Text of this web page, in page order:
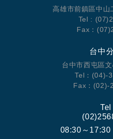
忙碌一天后，不妨在我們全新
我們40平方公尺的套房配有舒
區，為您帶來舒適便捷的入住
Carinae峴港飯店位於峴港五
村只有 3 分鐘車程，且距離五
店距離美溪海灘 3.9 英里（
高雄市前鎮區中山
Tel :
Fax：
台中
台中市西屯區
Tel：(04)-
Fax：(02)-
Tel
08:30～17:30